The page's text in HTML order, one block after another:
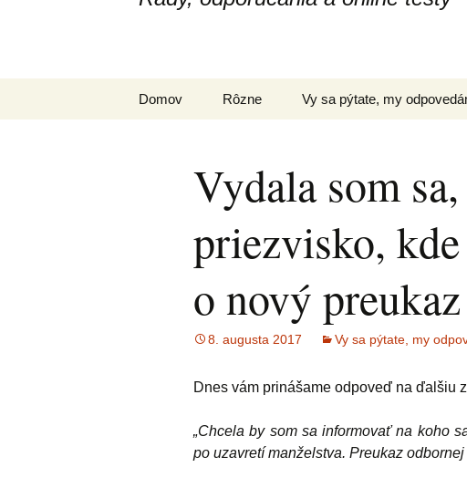
Domov Rôzne Vy sa pýtate, my
Vydala som
priezvisko,
o nový
8. augusta 2017 Vy sa pýtate, my
Dnes vám prinášame odpoveď na ďalšiu
„Chcela by som sa informovať na koho
po uzavretí manželstva. Preukaz